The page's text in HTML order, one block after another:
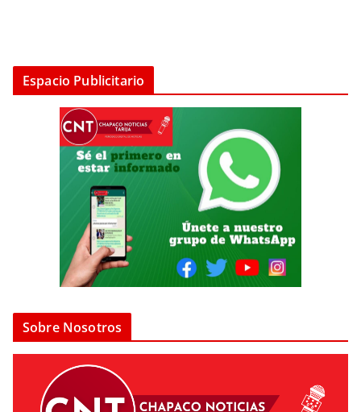
Espacio Publicitario
Sobre Nosotros